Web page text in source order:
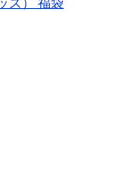
ズ） 福袋